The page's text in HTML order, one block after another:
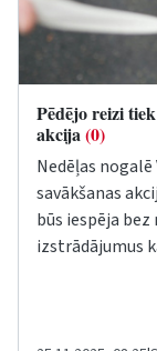
Pēdējo reizi
akcija(0)
Nedēļas
savākšanas
būs iespēja
izstrādājumus